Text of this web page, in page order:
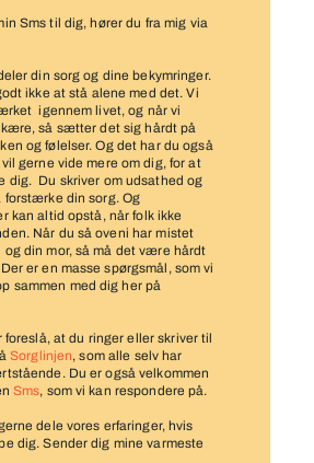
Sms til dig, hører du fra mig via
din sorg og dine bekymringer.
ikke at stå alene med det. Vi
igennem livet, og når vi
så sætter det sig hårdt på
og følelser. Og det har du også
gerne vide mere om dig, for at
dig. Du skriver om udsathed og
forstærke din sorg. Og
kan altid opstå, når folk ikke
Når du så oveni har mistet
og din mor, så må det være hårdt
er en masse spørgsmål, som vi
sammen med dig her på
foreslå, at du ringer eller skriver til
Sorglinjen, som alle selv har
Du er også velkommen
Sms, som vi kan respondere på.
dele vores erfaringer, hvis
dig. Sender dig mine varmeste